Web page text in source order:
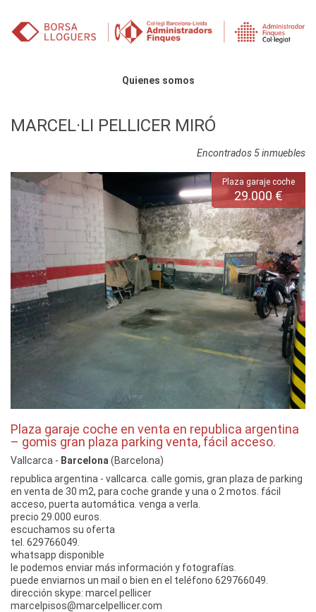
Quienes somos
MARCEL·LI PELLICER MIRÓ
Encontrados 5 inmuebles
Plaza garaje coche
29.000 €
Plaza garaje coche en venta en republica argentina
– gomis gran plaza parking venta, fácil acceso.
Vallcarca - Barcelona (Barcelona)
republica argentina - vallcarca. calle gomis, gran plaza de parking
en venta de 30 m2, para coche grande y una o 2 motos. fácil
acceso, puerta automática. venga a verla.
precio 29.000 euros.
escuchamos su oferta
tel. 629766049.
whatsapp disponible
le podemos enviar más información y fotografías.
puede enviarnos un mail o bien en el teléfono 629766049.
dirección skype: marcel.pellicer
marcelpisos@marcelpellicer.com